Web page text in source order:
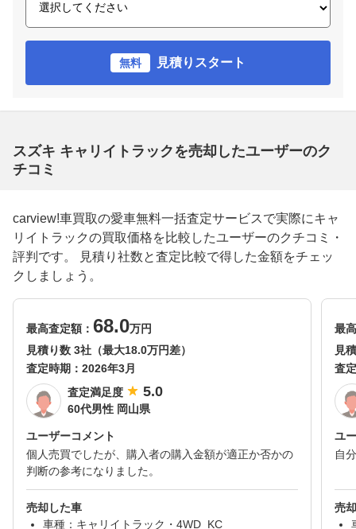
無料 見積りスタート
スズキ キャリイトラックを売却したユーザーのク
チコミ
carview!車買取の愛車無料一括査定サービスで実際にキャ
リイトラックの買取価格を比較したユーザーのクチコミ・
評判です。 見積り社数と査定比較で得した金額をチェッ
クしましょう。
最高査定額： 68.0万円
見積り数 3社（最大18.0万円差）
査定時期： 2026年3月
査定満足度
5.0
60代男性 岡山県
ユーザーコメント
個人売買でしたが、購入者の購入金額が適正か否かの
判断の参考になりました。
売却した車
車種：キャリイトラック・4WD_KC
最
見
査
ユ
自
売